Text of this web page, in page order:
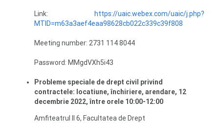
Link:
https://uaic.webex.com/uaic/j.php?
MTID=m63a3aef4eaa98628cb022c339c39f808
Meeting number: 2731 114 8044
Password: MMgdVXh5i43
Probleme speciale de drept civil privind
contractele: locatiune, închiriere, arendare, 12
decembrie 2022, între orele 10:00-12:00
Amfiteatrul II 6, Facultatea de Drept